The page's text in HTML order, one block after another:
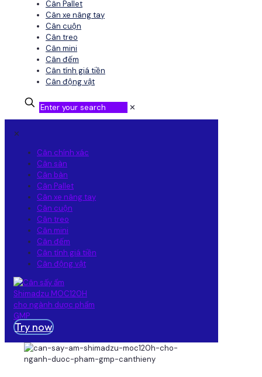
Cân Pallet
Cân xe nâng tay
Cân cuộn
Cân treo
Cân mini
Cân đếm
Cân tính giá tiền
Cân động vật
✕
✕
Cân chính xác
Cân sàn
Cân bàn
Cân Pallet
Cân xe nâng tay
Cân cuộn
Cân treo
Cân mini
Cân đếm
Cân tính giá tiền
Cân động vật
Try now